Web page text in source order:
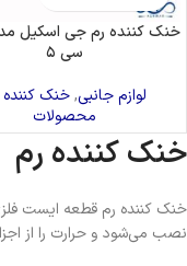
سی ۵
لوازم جانبی,خنک کننده
محصولات
خنک کننده رم
خنک کننده رم قطعه ایست
نصب می‌شود و حرارت را از